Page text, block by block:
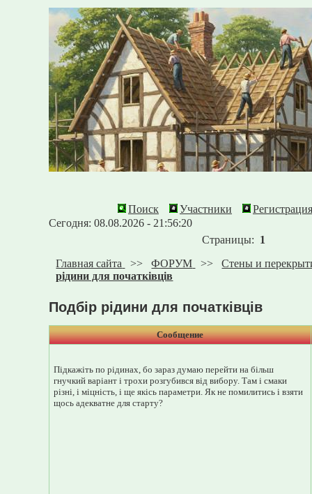
Поиск Участники
Регистрация
Сегодня: 08.08.2026 - 21:56:20
Страницы: 1
Главная сайта
>>ФОРУМ >>Стены и
рідини для початківців
Подбір рідини для початківців
Сообщение
Підкажіть по рідинах, бо зараз думаю перейти на більш
гнучкий варіант і трохи розгубився від вибору. Там і смаки
різні, і міцність, і ще якісь параметри. Як не помилитись і взяти
щось адекватне для старту?